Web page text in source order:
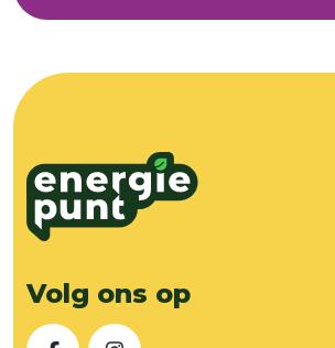
Volg ons op